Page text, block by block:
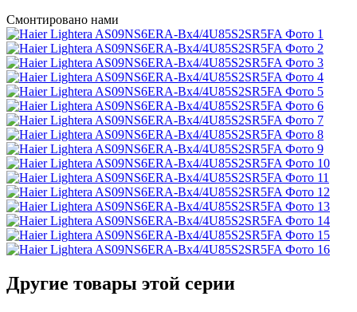
Смонтировано нами
Другие товары этой серии